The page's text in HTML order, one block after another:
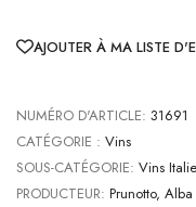
AJOUTER À MA LISTE
NUMÉRO D'ARTICLE: 31691
CATÉGORIE : Vins
SOUS-CATÉGORIE: Vins
PRODUCTEUR: Prunotto, Alba